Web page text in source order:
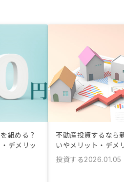
組める？
デメリッ
不動産投資するなら
いやメリット・デメ
投資する2026.01.05